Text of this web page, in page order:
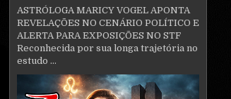
ASTRÓLOGA MARICY VOGEL APONTA
REVELAÇÕES NO CENÁRIO POLÍTICO E
ALERTA PARA EXPOSIÇÕES NO STF
Reconhecida por sua longa trajetória no
estudo ...